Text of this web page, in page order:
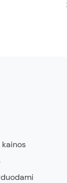
kainos